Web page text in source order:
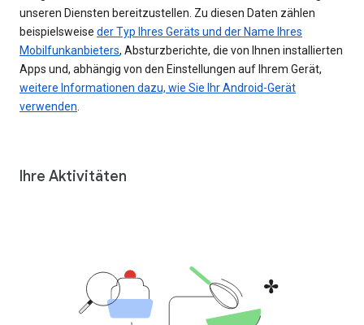
unseren Diensten bereitzustellen. Zu diesen Daten zählen
beispielsweise der Typ Ihres Geräts und der Name Ihres
Mobilfunkanbieters, Absturzberichte, die von Ihnen installierten
Apps und, abhängig von den Einstellungen auf Ihrem Gerät,
weitere Informationen dazu, wie Sie Ihr Android-Gerät
verwenden.
Ihre Aktivitäten